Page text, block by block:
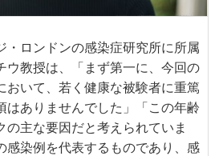
・ロンドンの感染症研究所に所属
ウ教授は、「まず第一に、今回の
おいて、若く健康な被験者に重篤
はありませんでした」「この年齢
の主な要因だと考えられていま
感染例を代表するものであり、感